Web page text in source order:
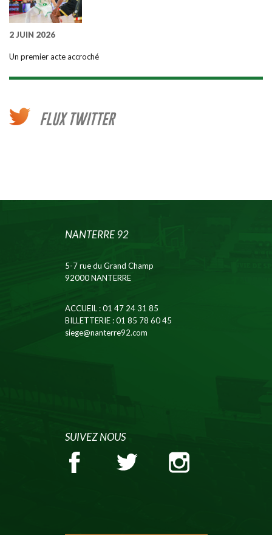
2 JUIN 2026
Un premier acte accroché
FLUX TWITTER
NANTERRE 92
5-7 rue du Grand Champ
92000 NANTERRE
ACCUEIL: 01 47 24 31 85
BILLETTERIE: 01 85 78 60 45
siege@nanterre92.com
SUIVEZ NOUS